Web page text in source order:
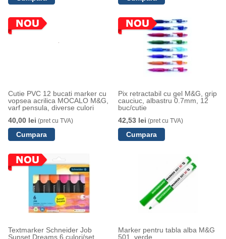
Cutie PVC 12 bucati marker cu
vopsea acrilica MOCALO M&G,
varf pensula, diverse culori
40,00 lei (pret cu TVA)
Pix retractabil cu gel M&G, grip
cauciuc, albastru 0.7mm, 12
buc/cutie
42,53 lei (pret cu TVA)
Textmarker Schneider Job
Sunset Dreams 6 culori/set
Marker pentru tabla alba M&G
501, verde